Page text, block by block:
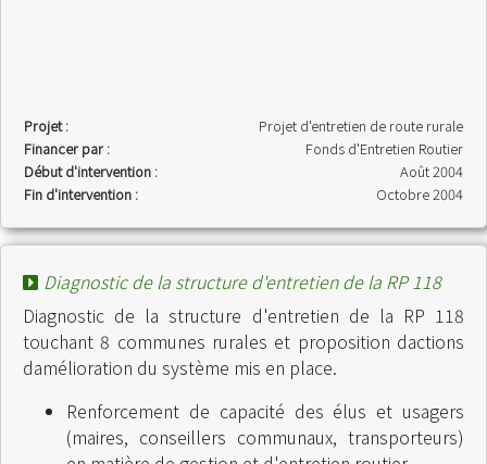
Projet :
Projet d'entretien de route rurale
Financer par :
Fonds d'Entretien Routier
Début d'intervention :
Août 2004
Fin d'intervention :
Octobre 2004
Diagnostic de la structure d'entretien de la RP 118
Diagnostic de la structure d'entretien de la RP 118
touchant 8 communes rurales et proposition dactions
damélioration du système mis en place.
Renforcement de capacité des élus et usagers
(maires, conseillers communaux, transporteurs)